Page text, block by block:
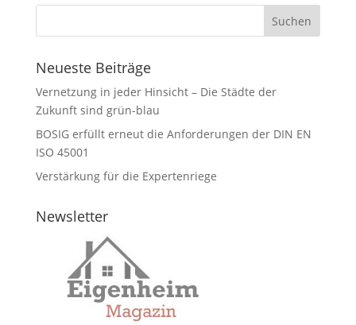
Neueste Beiträge
Vernetzung in jeder Hinsicht – Die Städte der
Zukunft sind grün-blau
BOSIG erfüllt erneut die Anforderungen der DIN EN
ISO 45001
Verstärkung für die Expertenriege
Newsletter